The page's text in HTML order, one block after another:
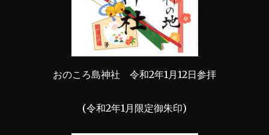
おのころ島神社 令和2年1月12日参拝
(令和2年1月限定御朱印)